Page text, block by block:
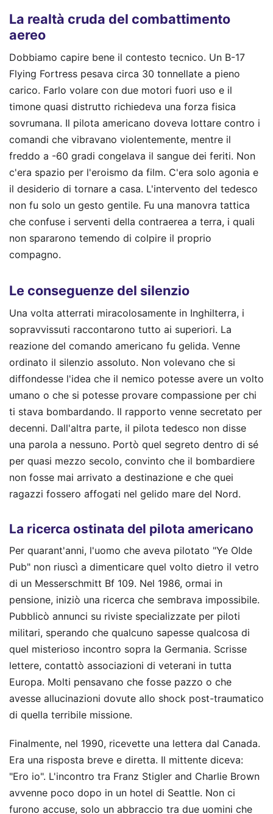
La realtà cruda del combattimento
aereo
Dobbiamo capire bene il contesto tecnico. Un B-17
Flying Fortress pesava circa 30 tonnellate a pieno
carico. Farlo volare con due motori fuori uso e il
timone quasi distrutto richiedeva una forza fisica
sovrumana. Il pilota americano doveva lottare contro i
comandi che vibravano violentemente, mentre il
freddo a -60 gradi congelava il sangue dei feriti. Non
c'era spazio per l'eroismo da film. C'era solo agonia e
il desiderio di tornare a casa. L'intervento del tedesco
non fu solo un gesto gentile. Fu una manovra tattica
che confuse i serventi della contraerea a terra, i quali
non spararono temendo di colpire il proprio
compagno.
Le conseguenze del silenzio
Una volta atterrati miracolosamente in Inghilterra, i
sopravvissuti raccontarono tutto ai superiori. La
reazione del comando americano fu gelida. Venne
ordinato il silenzio assoluto. Non volevano che si
diffondesse l'idea che il nemico potesse avere un volto
umano o che si potesse provare compassione per chi
ti stava bombardando. Il rapporto venne secretato per
decenni. Dall'altra parte, il pilota tedesco non disse
una parola a nessuno. Portò quel segreto dentro di sé
per quasi mezzo secolo, convinto che il bombardiere
non fosse mai arrivato a destinazione e che quei
ragazzi fossero affogati nel gelido mare del Nord.
La ricerca ostinata del pilota americano
Per quarant'anni, l'uomo che aveva pilotato "Ye Olde
Pub" non riuscì a dimenticare quel volto dietro il vetro
di un Messerschmitt Bf 109. Nel 1986, ormai in
pensione, iniziò una ricerca che sembrava impossibile.
Pubblicò annunci su riviste specializzate per piloti
militari, sperando che qualcuno sapesse qualcosa di
quel misterioso incontro sopra la Germania. Scrisse
lettere, contattò associazioni di veterani in tutta
Europa. Molti pensavano che fosse pazzo o che
avesse allucinazioni dovute allo shock post-traumatico
di quella terribile missione.
Finalmente, nel 1990, ricevette una lettera dal Canada.
Era una risposta breve e diretta. Il mittente diceva:
"Ero io". L'incontro tra Franz Stigler and Charlie Brown
avvenne poco dopo in un hotel di Seattle. Non ci
furono accuse, solo un abbraccio tra due uomini che